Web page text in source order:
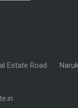
Estate Road